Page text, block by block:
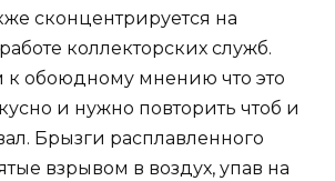
сконцентрируется на
коллекторских служб.
обоюдному мнению что это
и нужно повторить чтоб и
Брызги расплавленного
взрывом в воздух, упав на